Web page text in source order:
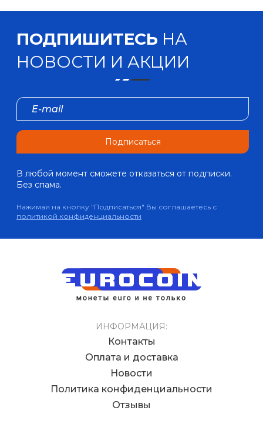
ПОДПИШИТЕСЬ НА
НОВОСТИ И АКЦИИ
Подписаться
В любой момент сможете отказаться от подписки.
Без спама.
Нажимая на кнопку "Подписаться" Вы соглашаетесь с
политикой конфиденциальности
ИНФОРМАЦИЯ:
Контакты
Оплата и доставка
Новости
Политика конфиденциальности
Отзывы